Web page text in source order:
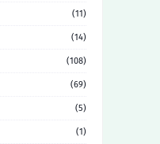
(11)
(14)
(108)
(69)
(5)
(1)